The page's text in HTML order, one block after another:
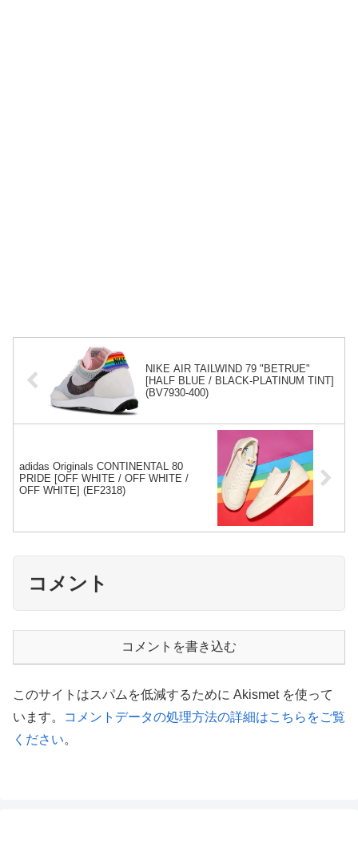
NIKE AIR TAILWIND 79 "BETRUE"
[HALF BLUE / BLACK-PLATINUM TINT]
(BV7930-400)
adidas Originals CONTINENTAL 80
PRIDE [OFF WHITE / OFF WHITE /
OFF WHITE] (EF2318)
コメント
コメントを書き込む
このサイトはスパムを低減するために Akismet を使って
います。
コメントデータの処理方法の詳細はこちらをご覧
ください。